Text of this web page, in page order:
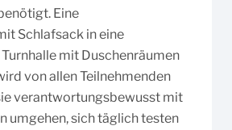
Eine
Schlafsack in eine
mit Duschenräumen
von allen Teilnehmenden
verantwortungsbewusst mit
umgehen, sich täglich testen